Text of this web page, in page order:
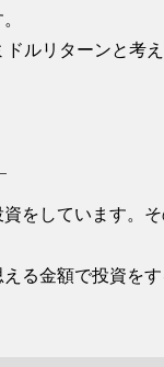
ルリターンと考
をしています。
る金額で投資をす